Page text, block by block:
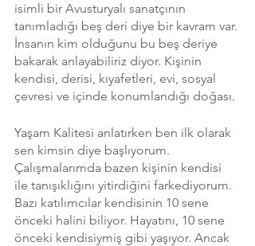
isimli bir Avusturyalı sanatçının
tanımladığı beş deri diye bir kavram var.
İnsanın kim olduğunu bu beş deriye
bakarak anlayabiliriz diyor. Kişinin
kendisi, derisi, kıyafetleri, evi, sosyal
çevresi ve içinde konumlandığı doğası.
Yaşam Kalitesi anlatırken ben ilk olarak
sen kimsin diye başlıyorum.
Çalışmalarımda bazen kişinin kendisi
ile tanışıklığını yitirdiğini farkediyorum.
Bazı katılımcılar kendisinin 10 sene
önceki halini biliyor. Hayatını, 10 sene
önceki kendisiymiş gibi yaşıyor. Ancak